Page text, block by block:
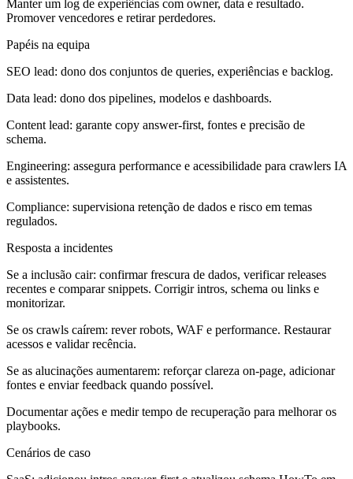
Manter um log de experiências com owner, data e resultado.
Promover vencedores e retirar perdedores.
Papéis na equipa
SEO lead: dono dos conjuntos de queries, experiências e backlog.
Data lead: dono dos pipelines, modelos e dashboards.
Content lead: garante copy answer-first, fontes e precisão de
schema.
Engineering: assegura performance e acessibilidade para crawlers IA
e assistentes.
Compliance: supervisiona retenção de dados e risco em temas
regulados.
Resposta a incidentes
Se a inclusão cair: confirmar frescura de dados, verificar releases
recentes e comparar snippets. Corrigir intros, schema ou links e
monitorizar.
Se os crawls caírem: rever robots, WAF e performance. Restaurar
acessos e validar recência.
Se as alucinações aumentarem: reforçar clareza on-page, adicionar
fontes e enviar feedback quando possível.
Documentar ações e medir tempo de recuperação para melhorar os
playbooks.
Cenários de caso